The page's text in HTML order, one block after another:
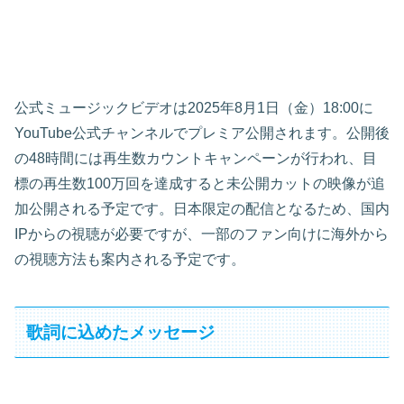
公式ミュージックビデオは2025年8月1日（金）18:00に
YouTube公式チャンネルでプレミア公開されます。公開後
の48時間には再生数カウントキャンペーンが行われ、目
標の再生数100万回を達成すると未公開カットの映像が追
加公開される予定です。日本限定の配信となるため、国内
IPからの視聴が必要ですが、一部のファン向けに海外から
の視聴方法も案内される予定です。
歌詞に込めたメッセージ